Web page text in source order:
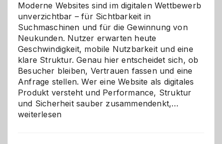
Moderne Websites sind im digitalen Wettbewerb
unverzichtbar – für Sichtbarkeit in
Suchmaschinen und für die Gewinnung von
Neukunden. Nutzer erwarten heute
Geschwindigkeit, mobile Nutzbarkeit und eine
klare Struktur. Genau hier entscheidet sich, ob
Besucher bleiben, Vertrauen fassen und eine
Anfrage stellen. Wer eine Website als digitales
Produkt versteht und Performance, Struktur
und Sicherheit sauber zusammendenkt,…
weiterlesen